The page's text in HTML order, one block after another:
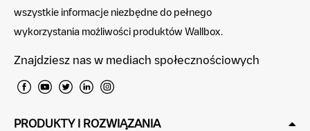
wszystkie informacje niezbędne do pełnego
wykorzystania możliwości produktów Wallbox.
Znajdziesz nas w mediach społecznościowych
PRODUKTY I ROZWIĄZANIA